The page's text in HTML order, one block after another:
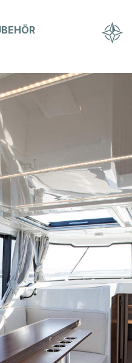
50
boote.ch
auch Samstags